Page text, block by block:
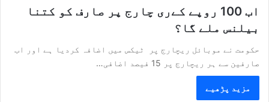
اب 100 روپے کےری چارج پر صارف کو کتنا
بیلنس ملے گا؟
حکومت نے موبائل ریچارج پر ٹیکس میں اضافہ کردیا ہے اور اب
صارفین سے ہر ریچارج پر 15 فیصد اضافی…
مزید پڑھیے